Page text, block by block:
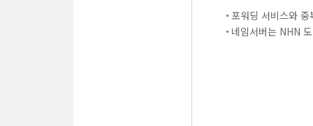
포워딩 서비스와
네임서버는 NHN